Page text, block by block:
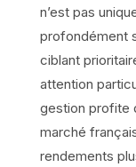
n’est pas
profondément
ciblant
attention
gestion profite
marché
rendements